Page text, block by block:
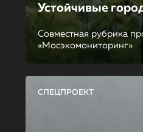
Устойчивые
Совместная рубрика
«Мосэкомониторинг»
СПЕЦПРОЕКТ